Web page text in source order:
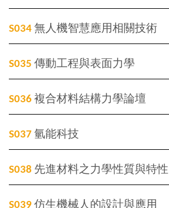
S034 無人機智慧應用相關技術
S035 傳動工程與表面力學
S036 複合材料結構力學論壇
S037 氫能科技
S038 先進材料之力學性質與特性
S039 仿生機械人的設計與應用